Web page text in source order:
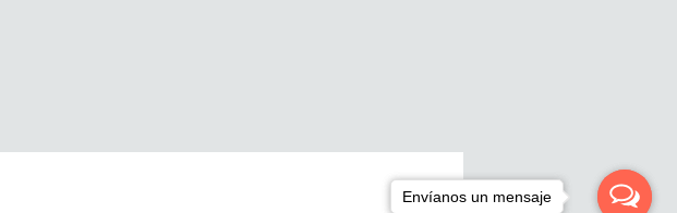
Envíanos un mensaje
Envíanos un mensaje